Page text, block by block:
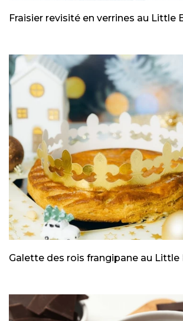
Fraisier revisité en verrines au Little
Galette des rois frangipane au